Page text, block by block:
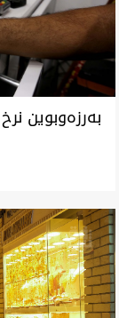
بەرزەوبوین